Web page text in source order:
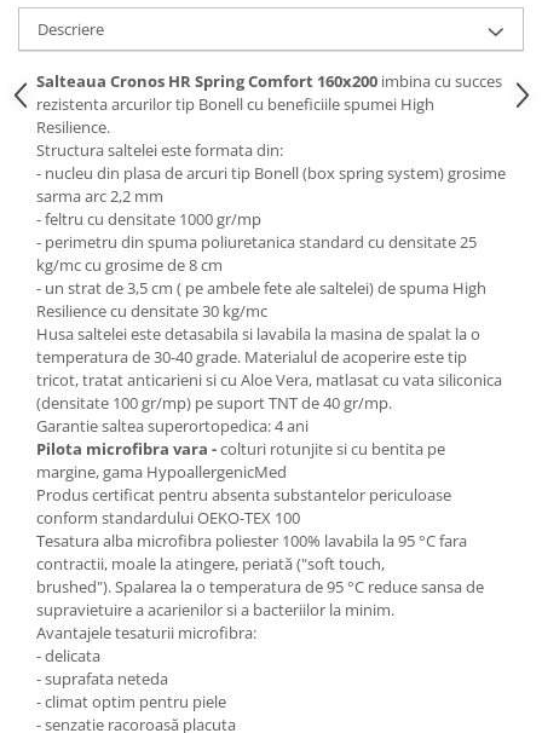
Mobila camera copii
Saltele patuturi copii
Paturi copii
Masa si scaune gradinita
Seturi comode living si dormitor
Descriere
Salteaua Cronos HR Spring Comfort 160x200 imbina cu succes
rezistenta arcurilor tip Bonell cu beneficiile spumei High
Resilience.
Structura saltelei este formata din:
- nucleu din plasa de arcuri tip Bonell (box spring system) grosime
sarma arc 2,2 mm
- feltru cu densitate 1000 gr/mp
- perimetru din spuma poliuretanica standard cu densitate 25
kg/mc cu grosime de 8 cm
- un strat de 3,5 cm ( pe ambele fete ale saltelei) de spuma High
Resilience cu densitate 30 kg/mc
Husa saltelei este detasabila si lavabila la masina de spalat la o
temperatura de 30-40 grade. Materialul de acoperire este tip
tricot, tratat anticarieni si cu Aloe Vera, matlasat cu vata siliconica
(densitate 100 gr/mp) pe suport TNT de 40 gr/mp.
Garantie saltea superortopedica: 4 ani
Pilota microfibra vara -colturi rotunjite si cu bentita pe
margine, gama HypoallergenicMed
Produs certificat pentru absenta substantelor periculoase
conform standardului OEKO-TEX 100
Tesatura alba microfibra poliester 100% lavabila la 95 °C fara
contractii, moale la atingere, periată ("soft touch,
brushed"). Spalarea la o temperatura de 95 °C reduce sansa de
supravietuire a acarienilor si a bacteriilor la minim.
Avantajele tesaturii microfibra:
- delicata
- suprafata neteda
- climat optim pentru piele
- senzatie racoroasă placuta